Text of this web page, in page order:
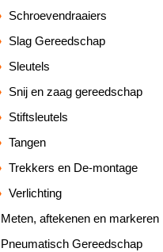
Schroevendraaiers
Slag Gereedschap
Sleutels
Snij en zaag gereedschap
Stiftsleutels
Tangen
Trekkers en De-montage
Verlichting
Meten, aftekenen en markeren
Pneumatisch Gereedschap